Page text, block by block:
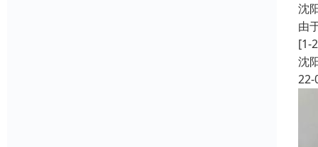
沈
由
[1-
沈
22-